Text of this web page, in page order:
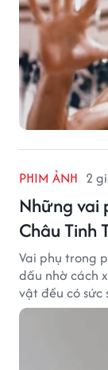
PHIM ẢNH 2
Những vai
Châu Tinh
Vai phụ trong
dấu nhờ cách
vật đều có sức